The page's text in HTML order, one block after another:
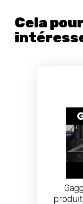
Cela